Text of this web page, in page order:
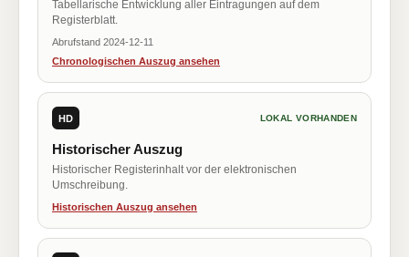
Tabellarische Entwicklung aller Eintragungen auf dem
Registerblatt.
Abrufstand 2024-12-11
Chronologischen Auszug ansehen
HD LOKAL VORHANDEN
Historischer Auszug
Historischer Registerinhalt vor der elektronischen
Umschreibung.
Historischen Auszug ansehen